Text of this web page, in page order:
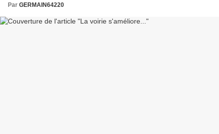
Par GERMAIN64220